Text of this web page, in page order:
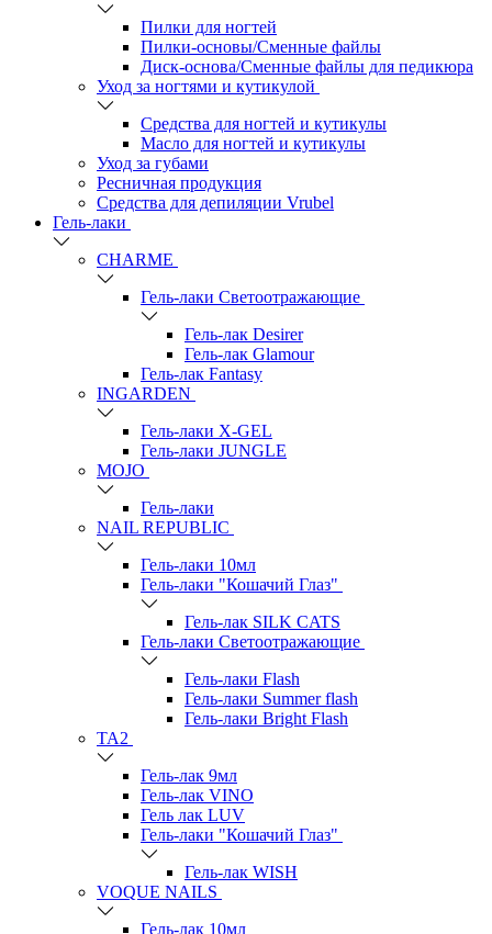
Пилки для ногтей
Пилки-основы/Сменные файлы
Диск-основа/Сменные файлы для педикюра
Уход за ногтями и кутикулой
Средства для ногтей и кутикулы
Масло для ногтей и кутикулы
Уход за губами
Ресничная продукция
Средства для депиляции Vrubel
Гель-лаки
СHARME
Гель-лаки Светоотражающие
Гель-лак Desirer
Гель-лак Glamour
Гель-лак Fantasy
INGARDEN
Гель-лаки Х-GEL
Гель-лаки JUNGLE
MOJO
Гель-лаки
NAIL REPUBLIC
Гель-лаки 10мл
Гель-лаки "Кошачий Глаз"
Гель-лак SILK CATS
Гель-лаки Светоотражающие
Гель-лаки Flash
Гель-лаки Summer flash
Гель-лаки Bright Flash
TA2
Гель-лак 9мл
Гель-лак VINO
Гель лак LUV
Гель-лаки "Кошачий Глаз"
Гель-лак WISH
VOQUE NAILS
Гель-лак 10мл